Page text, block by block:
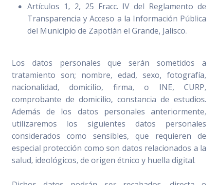
Artículos 1, 2, 25 Fracc. IV del Reglamento de
Transparencia y Acceso a la Información Pública
del Municipio de Zapotlán el Grande, Jalisco.
Los datos personales que serán sometidos a
tratamiento son; nombre, edad, sexo, fotografía,
nacionalidad, domicilio, firma, o INE, CURP,
comprobante de domicilio, constancia de estudios.
Además de los datos personales anteriormente,
utilizaremos los siguientes datos personales
considerados como sensibles, que requieren de
especial protección como son datos relacionados a la
salud, ideológicos, de origen étnico y huella digital.